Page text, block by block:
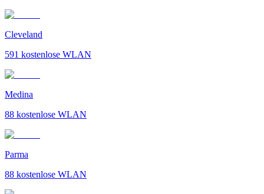
Cleveland
591 kostenlose WLAN
Medina
88 kostenlose WLAN
Parma
88 kostenlose WLAN